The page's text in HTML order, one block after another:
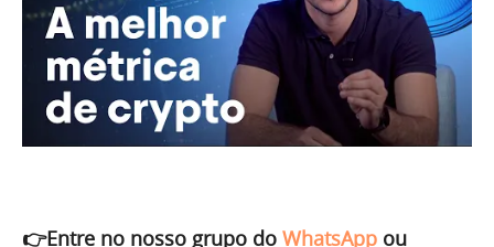
👉Entre no nosso grupo do WhatsApp ou